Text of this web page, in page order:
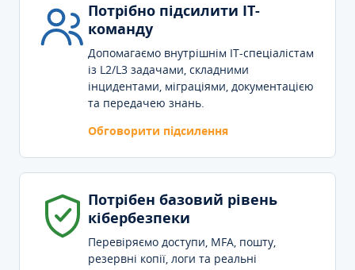
Потрібно підсилити IT-
команду
Допомагаємо внутрішнім IT-спеціалістам
із L2/L3 задачами, складними
інцидентами, міграціями, документацією
та передачею знань.
Обговорити підсилення
Потрібен базовий рівень
кібербезпеки
Перевіряємо доступи, MFA, пошту,
резервні копії, логи та реальні